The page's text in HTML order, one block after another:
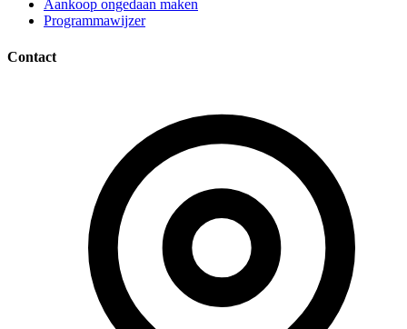
Aankoop ongedaan maken
Programmawijzer
Contact